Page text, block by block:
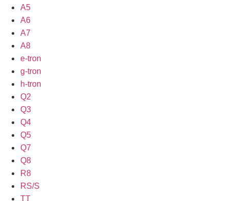
A5
A6
A7
A8
e-tron
g-tron
h-tron
Q2
Q3
Q4
Q5
Q7
Q8
R8
RS/S
TT